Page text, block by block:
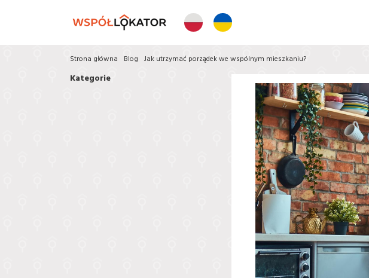
Strona główna Blog Jak utrzymać porządek we wspólnym mieszkaniu?
Kategorie